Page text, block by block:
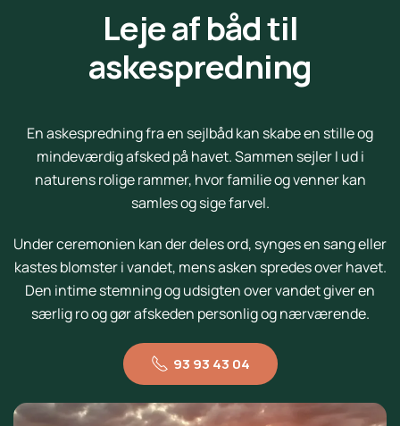
Leje af båd til
askespredning
En askespredning fra en sejlbåd kan skabe en stille og
mindeværdig afsked på havet. Sammen sejler I ud i
naturens rolige rammer, hvor familie og venner kan
samles og sige farvel.
Under ceremonien kan der deles ord, synges en sang eller
kastes blomster i vandet, mens asken spredes over havet.
Den intime stemning og udsigten over vandet giver en
særlig ro og gør afskeden personlig og nærværende.
93 93 43 04